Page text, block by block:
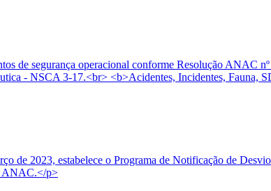
de segurança operacional conforme Resolução ANAC
- NSCA 3-17.<br> <b>Acidentes, Incidentes, Fauna,
2023, estabelece o Programa de Notificação de
ANAC.</p>